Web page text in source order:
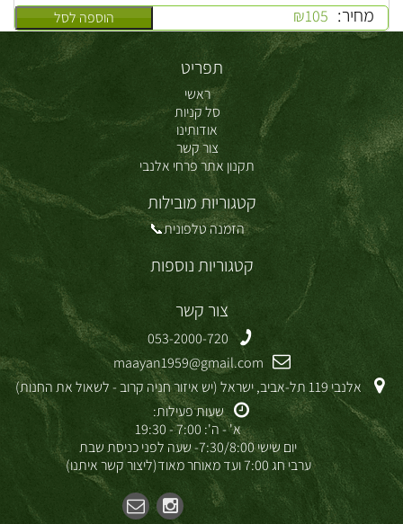
מחיר: ₪105 הוספה לסל
תפריט
ראשי
סל קניות
אודותינו
צור קשר
תקנון אתר פרחי אלנבי
קטגוריות מובילות
הזמנה טלפונית📞
קטגוריות נוספות
צור קשר
053-2000-720
maayan1959@gmail.com
אלנבי 119 תל-אביב, ישראל (יש איזור חניה קרוב - לשאול את החנות)
שעות פעילות:
א' - ה': 7:00 - 19:30
יום שישי 7:30/8:00- שעה לפני כניסת שבת
ערבי חג 7:00 ועד מאוחר מאוד(ליצור קשר איתנו)